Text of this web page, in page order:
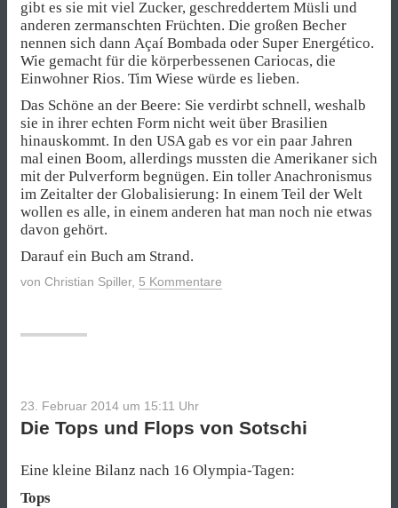
gibt es sie mit viel Zucker, geschreddertem Müsli und
anderen zermanschten Früchten. Die großen Becher
nennen sich dann Açaí Bombada oder Super Energético.
Wie gemacht für die körperbessenen Cariocas, die
Einwohner Rios. Tim Wiese würde es lieben.
Das Schöne an der Beere: Sie verdirbt schnell, weshalb
sie in ihrer echten Form nicht weit über Brasilien
hinauskommt. In den USA gab es vor ein paar Jahren
mal einen Boom, allerdings mussten die Amerikaner sich
mit der Pulverform begnügen. Ein toller Anachronismus
im Zeitalter der Globalisierung: In einem Teil der Welt
wollen es alle, in einem anderen hat man noch nie etwas
davon gehört.
Darauf ein Buch am Strand.
von Christian Spiller, 5 Kommentare
23. Februar 2014 um 15:11 Uhr
Die Tops und Flops von Sotschi
Eine kleine Bilanz nach 16 Olympia-Tagen:
Tops